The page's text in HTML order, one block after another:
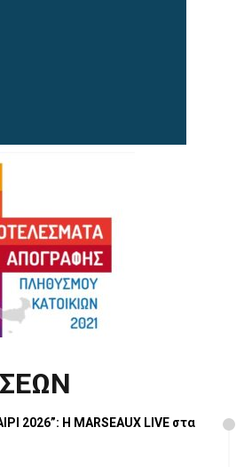
2026”: Η MARSEAUX LIVE στα